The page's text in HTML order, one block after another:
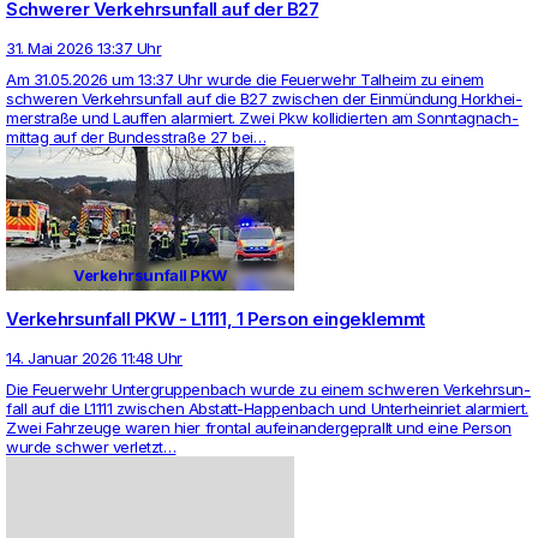
Schwerer Verkehrsunfall auf der B27
31. Mai 2026 13:37 Uhr
Am 31.05.2026 um 13:37 Uhr wurde die Feu­er­wehr Tal­heim zu einem
schweren Ver­kehrs­un­fall auf die B27 zwi­schen der Einmündung Hork­hei­
mer­straße und Lauffen alar­miert. Zwei Pkw kol­li­dierten am Sonn­tag­nach­
mittag auf der Bun­des­straße 27 bei…
Verkehrsunfall PKW
Verkehrsunfall PKW - L1111, 1 Person eingeklemmt
14. Januar 2026 11:48 Uhr
Die Feu­er­wehr Unter­grup­pen­bach wurde zu einem schweren Ver­kehrs­un­
fall auf die L1111 zwi­schen Abstatt-Hap­pen­bach und Unter­hein­riet alar­miert.
Zwei Fahr­zeuge waren hier frontal auf­ein­an­der­ge­prallt und eine Person
wurde schwer ver­letzt…